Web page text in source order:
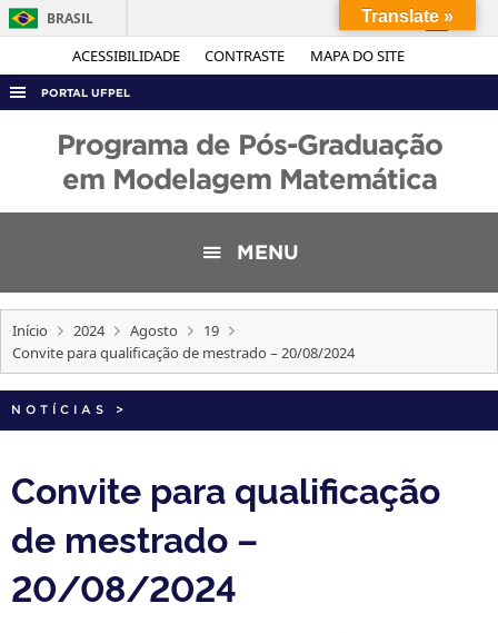
ACESSIBILIDADE CONTRASTE MAPA DO SITE
BRASIL
Simplifique!
Acesso à informação
Legislação
PORTAL UFPEL
OUVIDORIA
TELEFONES
Programa de Pós-Graduação
em Modelagem Matemática
MENU
Início 2024 Agosto
19
Convite para qualificação de mestrado – 20/08/2024
NOTÍCIAS >
Convite para qualificação
de mestrado –
20/08/2024
Translate »